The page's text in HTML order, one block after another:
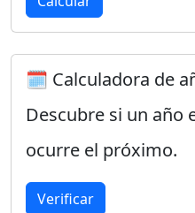
🗓️ Calculadora de
Descubre si un año
ocurre el próximo.
Verificar